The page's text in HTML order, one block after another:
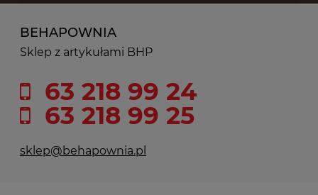
BEHAPOWNIA
Sklep z artykułami BHP
63 218 99 24
63 218 99 25
sklep@behapownia.pl